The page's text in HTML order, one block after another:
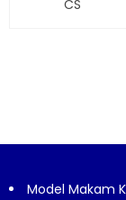
CS
Model Makam